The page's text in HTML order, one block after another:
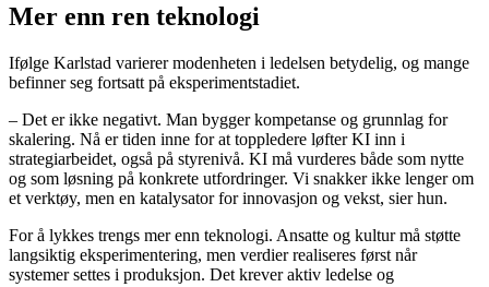
Mer enn ren teknologi
Ifølge Karlstad varierer modenheten i ledelsen betydelig, og mange
befinner seg fortsatt på eksperimentstadiet.
– Det er ikke negativt. Man bygger kompetanse og grunnlag for
skalering. Nå er tiden inne for at toppledere løfter KI inn i
strategiarbeidet, også på styrenivå. KI må vurderes både som nytte
og som løsning på konkrete utfordringer. Vi snakker ikke lenger om
et verktøy, men en katalysator for innovasjon og vekst, sier hun.
For å lykkes trengs mer enn teknologi. Ansatte og kultur må støtte
langsiktig eksperimentering, men verdier realiseres først når
systemer settes i produksjon. Det krever aktiv ledelse og